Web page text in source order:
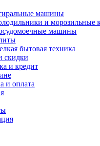
машины
и морозильные
машины
бытовая техника
скидки
и кредит
и оплата